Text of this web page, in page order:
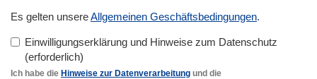
Es gelten unsereAllgemeinen Geschäftsbedingungen.
Einwilligungserklärung und Hinweise zum Datenschutz
Ich habe die Hinweise zur Datenverarbeitung und die